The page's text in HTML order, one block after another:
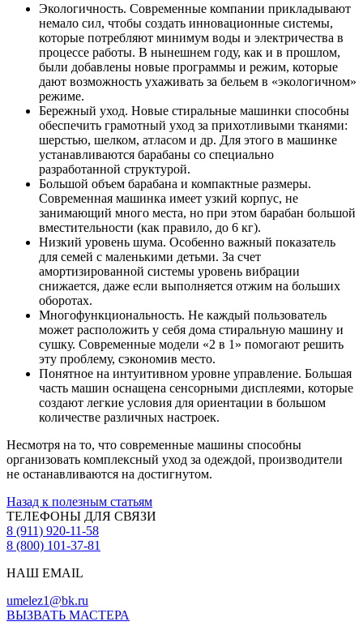
Экологичность. Современные компании прикладывают
немало сил, чтобы создать инновационные системы,
которые потребляют минимум воды и электричества в
процессе работы. В нынешнем году, как и в прошлом,
были добавлены новые программы и режим, которые
дают возможность ухаживать за бельем в «экологичном»
режиме.
Бережный уход. Новые стиральные машинки способны
обеспечить грамотный уход за прихотливыми тканями:
шерстью, шелком, атласом и др. Для этого в машинке
устанавливаются барабаны со специально
разработанной структурой.
Большой объем барабана и компактные размеры.
Современная машинка имеет узкий корпус, не
занимающий много места, но при этом барабан большой
вместительности (как правило, до 6 кг).
Низкий уровень шума. Особенно важный показатель
для семей с маленькими детьми. За счет
амортизированной системы уровень вибрации
снижается, даже если выполняется отжим на больших
оборотах.
Многофункциональность. Не каждый пользователь
может расположить у себя дома стиральную машину и
сушку. Современные модели «2 в 1» помогают решить
эту проблему, сэкономив место.
Понятное на интуитивном уровне управление. Большая
часть машин оснащена сенсорными дисплеями, которые
создают легкие условия для ориентации в большом
количестве различных настроек.
Несмотря на то, что современные машины способны
организовать комплексный уход за одеждой, производители
не останавливаются на достигнутом.
Назад к полезным статьям
ТЕЛЕФОНЫ ДЛЯ СВЯЗИ
8 (911) 920-11-58
8 (800) 101-37-81
НАШ EMAIL
umelez1@bk.ru
ВЫЗВАТЬ МАСТЕРА